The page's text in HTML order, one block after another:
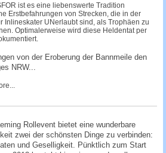
ist es eine liebenswerte Tradition
Erstbefahrungen von Strecken, die in der
Inlineskater UNerlaubt sind, als Trophäen zu
Optimalerweise wird diese Heldentat per
von der Eroberung der Bannmeile den
NRW...
Rollevent bietet eine wunderbare
zwei der schönsten Dinge zu verbinden:
und Geselligkeit. Pünktlich zum Start